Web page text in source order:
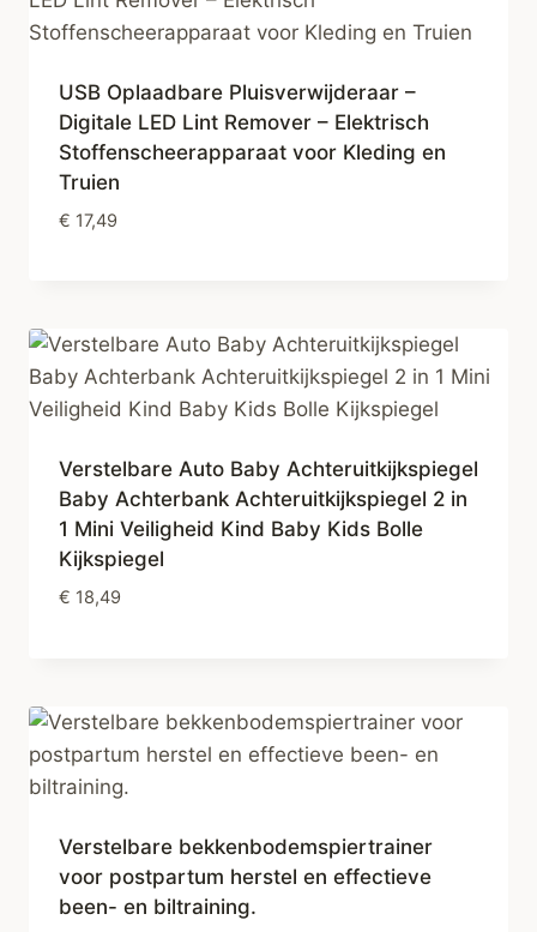
USB Oplaadbare Pluisverwijderaar –
Digitale LED Lint Remover – Elektrisch
Stoffenscheerapparaat voor Kleding en
Truien
€ 17,49
Verstelbare Auto Baby Achteruitkijkspiegel
Baby Achterbank Achteruitkijkspiegel 2 in
1 Mini Veiligheid Kind Baby Kids Bolle
Kijkspiegel
€ 18,49
Verstelbare bekkenbodemspiertrainer
voor postpartum herstel en effectieve
been- en biltraining.